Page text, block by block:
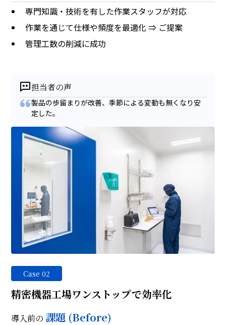
専門知識・技術を有した作業スタッフが対応
作業を通じて仕様や頻度を最適化 ⇒ ご提案
管理工数の削減に成功
担当者の声
製品の歩留まりが改善、季節による変動も無くなり安
定した。
Case 02
精密機器工場ワンストップで効率化
導入前の 課題 (Before)